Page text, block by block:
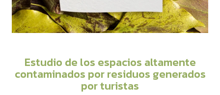
Estudio de los espacios altamente
contaminados por residuos generados
por turistas